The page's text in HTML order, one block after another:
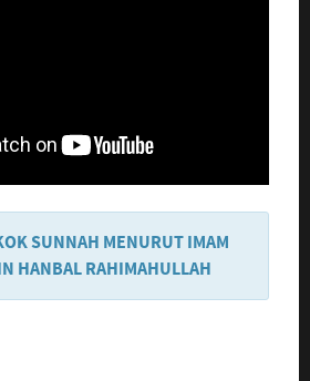
SUNNAH MENURUT IMAM
HANBAL RAHIMAHULLAH